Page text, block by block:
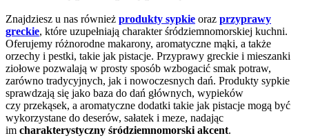
Znajdziesz u nas również produkty sypkie oraz przyprawy
greckie, które uzupełniają charakter śródziemnomorskiej kuchni.
Oferujemy różnorodne makarony, aromatyczne mąki, a także
orzechy i pestki, takie jak pistacje. Przyprawy greckie i mieszanki
ziołowe pozwalają w prosty sposób wzbogacić smak potraw,
zarówno tradycyjnych, jak i nowoczesnych dań. Produkty sypkie
sprawdzają się jako baza do dań głównych, wypieków
czy przekąsek, a aromatyczne dodatki takie jak pistacje mogą być
wykorzystane do deserów, sałatek i meze, nadając
im charakterystyczny śródziemnomorski akcent.